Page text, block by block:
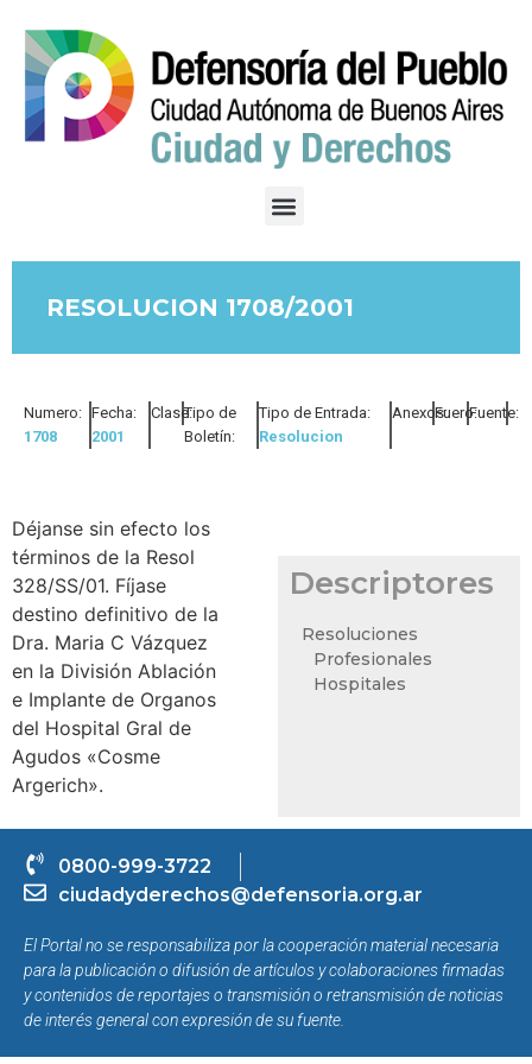
RESOLUCION 1708/2001
Numero:
1708
Fecha:
2001
Clase:Tipo de
Boletín:
Tipo de Entrada:
Resolucion
Anexos:Fuero:Fuente:
Déjanse sin efecto los
términos de la Resol
328/SS/01. Fíjase
destino definitivo de la
Dra. Maria C Vázquez
en la División Ablación
e Implante de Organos
del Hospital Gral de
Agudos «Cosme
Argerich».
Descriptores
Resoluciones
Profesionales
Hospitales
0800-999-3722
ciudadyderechos@defensoria.org.ar
El Portal no se responsabiliza por la cooperación material necesaria
para la publicación o difusión de artículos y colaboraciones firmadas
y contenidos de reportajes o transmisión o retransmisión de noticias
de interés general con expresión de su fuente.